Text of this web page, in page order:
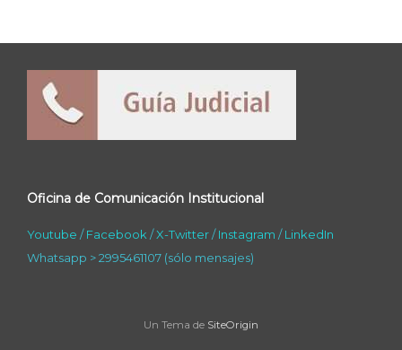
Oficina de Comunicación Institucional
Youtube /Facebook /X-Twitter/Instagram /LinkedIn
Whatsapp > 2995461107 (sólo mensajes)
Un Tema de SiteOrigin